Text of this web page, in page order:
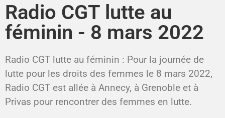
Radio CGT lutte au
féminin - 8 mars 2022
Radio CGT lutte au féminin : Pour la journée de
lutte pour les droits des femmes le 8 mars 2022,
Radio CGT est allée à Annecy, à Grenoble et à
Privas pour rencontrer des femmes en lutte.